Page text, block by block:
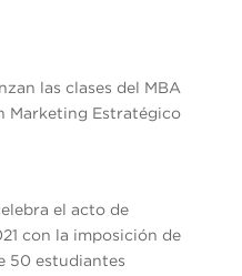
las clases del MBA
Marketing Estratégico
el acto de
con la imposición de
50 estudiantes